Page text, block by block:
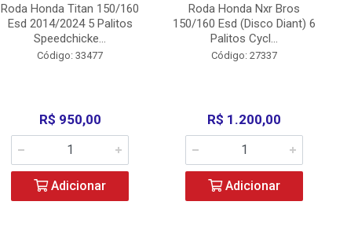
Roda Honda Titan 150/160
Esd 2014/2024 5 Palitos
Speedchicke...
Código: 33477
R$ 950,00
Adicionar
Roda Honda Nxr Bros
150/160 Esd (Disco Diant) 6
Palitos Cycl...
Código: 27337
R$ 1.200,00
Adicionar